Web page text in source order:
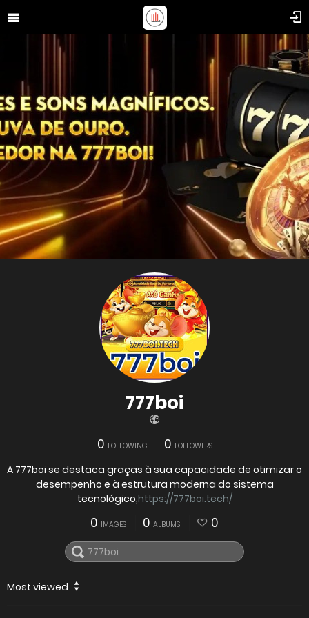
777boi
0 FOLLOWING 0 FOLLOWERS
A 777boi se destaca graças à sua capacidade de otimizar o
desempenho e à estrutura moderna do sistema
tecnológico,https://777boi.tech/
0 IMAGES 0 ALBUMS 0
Most viewed